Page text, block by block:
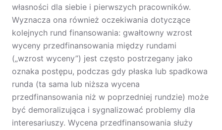
własności dla siebie i pierwszych pracowników.
Wyznacza ona również oczekiwania dotyczące
kolejnych rund finansowania: gwałtowny wzrost
wyceny przedfinansowania między rundami
(„wzrost wyceny”) jest często postrzegany jako
oznaka postępu, podczas gdy płaska lub spadkowa
runda (ta sama lub niższa wycena
przedfinansowania niż w poprzedniej rundzie) może
być demoralizująca i sygnalizować problemy dla
interesariuszy. Wycena przedfinansowania służy